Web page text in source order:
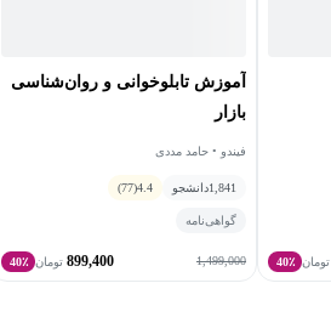
تومان 40٪
آموزش تابلوخوانی و روان‌شناسی
بازار
فیندو • حامد مددی
1,841دانشجو 4.4
(77)
گواهی‌نامه
1,499,000
899,400 تومان 40٪